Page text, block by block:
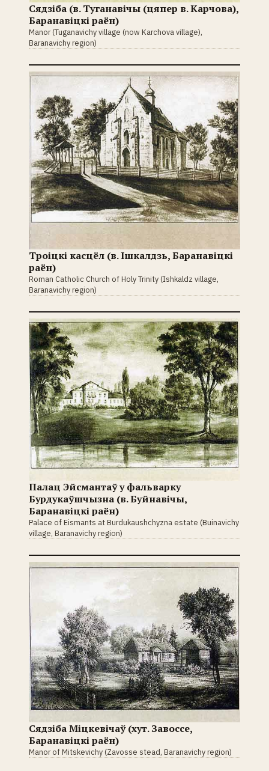
Сядзіба (в. Туганавічы (цяпер в. Карчова),
Баранавіцкі раён)
Manor (Tuganavichy village (now Karchova village),
Baranavichy region)
Троіцкі касцёл (в. Ішкалдзь, Баранавіцкі
раён)
Roman Catholic Church of Holy Trinity (Ishkaldz village,
Baranavichy region)
Палац Эйсмантаў у фальварку
Бурдукаўшчызна (в. Буйнавічы,
Баранавіцкі раён)
Palace of Eismants at Burdukaushchyzna estate (Buinavichy
village, Baranavichy region)
Сядзіба Міцкевічаў (хут. Завоссе,
Баранавіцкі раён)
Manor of Mitskevichy (Zavosse stead, Baranavichy region)